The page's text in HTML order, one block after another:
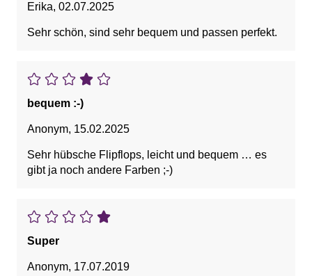
Erika, 02.07.2025
Sehr schön, sind sehr bequem und passen perfekt.
bequem :-)
Anonym, 15.02.2025
Sehr hübsche Flipflops, leicht und bequem … es
gibt ja noch andere Farben ;-)
Super
Anonym, 17.07.2019